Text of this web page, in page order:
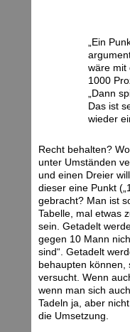
„Ein
wäre mit
1000
„Dann
Das ist
wieder
Recht behalten?
unter Umständen
und einen Dreier
dieser eine Punkt
gebracht? Man ist
Tabelle, mal etwas
sein. Getadelt
gegen 10 Mann
sind“. Getadelt
behaupten können,
versucht. Wenn
wenn man sich
Tadeln ja, aber
die Umsetzung.